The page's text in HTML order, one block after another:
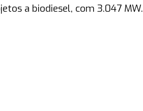
a biodiesel, com 3.047 MW.